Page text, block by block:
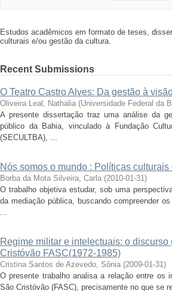
Estudos acadêmicos em formato de teses,
culturais e/ou gestão da cultura.
Recent Submissions
O Teatro Castro Alves: Da gestão à
Oliveira Leal, Nathalia (Universidade Federal da
A presente dissertação traz uma análise da
público da Bahia, vinculado à Fundação
(SECULTBA), ...
Nós somos o mundo : Políticas
Borba da Mota Silveira, Carla (2010-01-31)
O trabalho objetiva estudar, sob uma
da mediação pública, buscando compreender
...
Regime militar e intelectuais: o
Cristóvão FASC(1972-1985)
Cristina Santos de Azevedo, Sônia (2009-01-31)
O presente trabalho analisa a relação entre
São Cristóvão (FASC), precisamente no que se